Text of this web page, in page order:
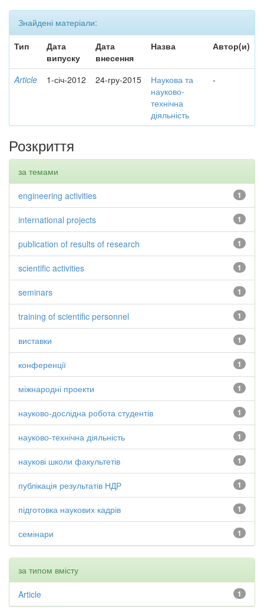
Знайдені матеріали:
Тип
Дата
випуску
Дата
внесення
Назва Автор(и)
Article 1-січ-2012 24-гру-2015
Наукова та
науково-
технічна
діяльність
-
Розкриття
за темами
1
engineering activities
1
international projects
1
publication of results of research
1
scientific activities
1
seminars
1
training of scientific personnel
1
виставки
1
конференції
1
міжнародні проекти
1
науково-дослідна робота студентів
1
науково-технічна діяльність
1
наукові школи факультетів
1
публікація результатів НДР
1
підготовка наукових кадрів
1
семінари
за типом вмісту
1
Article